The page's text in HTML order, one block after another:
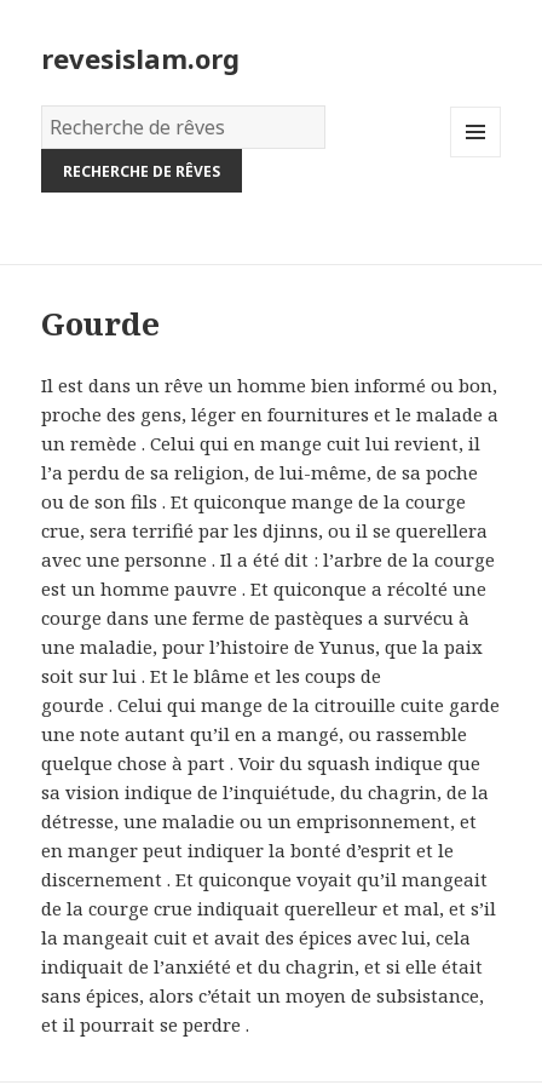
revesislam.org
Dictionnaire
des
rêves:
Gourde
Il est dans un rêve un homme bien informé ou bon,
proche des gens, léger en fournitures et le malade a
un remède . Celui qui en mange cuit lui revient, il
l’a perdu de sa religion, de lui-même, de sa poche
ou de son fils . Et quiconque mange de la courge
crue, sera terrifié par les djinns, ou il se querellera
avec une personne . Il a été dit : l’arbre de la courge
est un homme pauvre . Et quiconque a récolté une
courge dans une ferme de pastèques a survécu à
une maladie, pour l’histoire de Yunus, que la paix
soit sur lui . Et le blâme et les coups de
gourde . Celui qui mange de la citrouille cuite garde
une note autant qu’il en a mangé, ou rassemble
quelque chose à part . Voir du squash indique que
sa vision indique de l’inquiétude, du chagrin, de la
détresse, une maladie ou un emprisonnement, et
en manger peut indiquer la bonté d’esprit et le
discernement . Et quiconque voyait qu’il mangeait
de la courge crue indiquait querelleur et mal, et s’il
la mangeait cuit et avait des épices avec lui, cela
indiquait de l’anxiété et du chagrin, et si elle était
sans épices, alors c’était un moyen de subsistance,
et il pourrait se perdre .